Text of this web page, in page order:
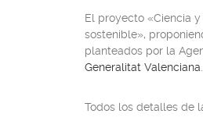
El proyecto «Ciencia
sostenible»,
planteados por la
Generalitat Valenciana
Todos los detalles de